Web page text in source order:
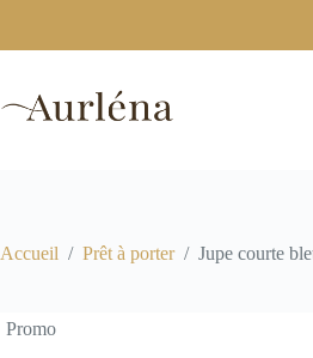
contenu
Accueil / Prêt à porter / Jupe courte
Promo